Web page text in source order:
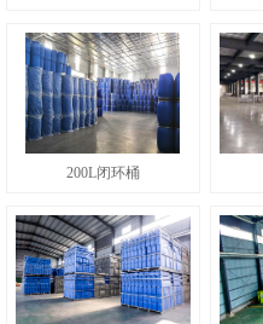
200L闭环桶